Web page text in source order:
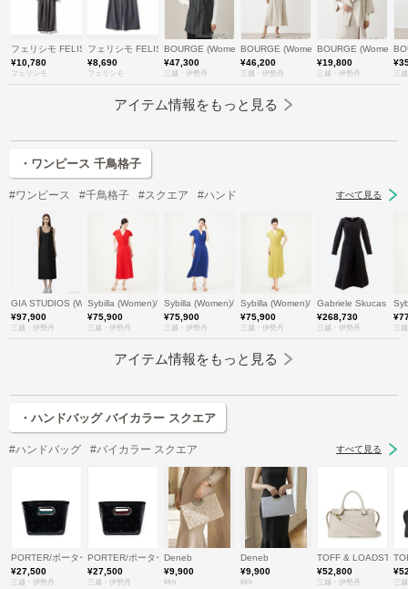
フェリシモ FELISSIMO
¥10,780
フェリシモ
フェリシモ FELISSIMO
¥8,690
フェリシモ
BOURGE (Women)/ブールジュ
¥47,300
三越・伊勢丹
BOURGE (Women)/ブールジュ
¥46,200
三越・伊勢丹
BOURGE (Women)/
¥19,800
三越・伊勢丹 三
アイテム情報をもっと見る
・ワンピース 千鳥格子
#ワンピース #千鳥格子 #スクエア #ハンド すべて見る
GIA STUDIOS (Women)/ジア ストゥディオス
¥97,900
三越・伊勢丹
Sybilla (Women)/シビラ
¥75,900
三越・伊勢丹
Sybilla (Women)/シビラ
¥75,900
三越・伊勢丹
Sybilla (Women)/シビラ
¥75,900
三越・伊勢丹
Gabriele Skucas
¥268,730
三越・伊勢丹 三
アイテム情報をもっと見る
・ハンドバッグ バイカラー スクエア
#ハンドバッグ #バイカラー スクエア すべて見る
PORTER/ポーター
¥27,500
三越・伊勢丹
PORTER/ポーター
¥27,500
三越・伊勢丹
Deneb
¥9,900
fifth
Deneb
¥9,900
fifth
TOFF &
¥52,800
三越・伊勢丹 三